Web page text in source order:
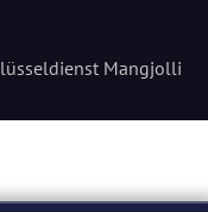
Mangjolli